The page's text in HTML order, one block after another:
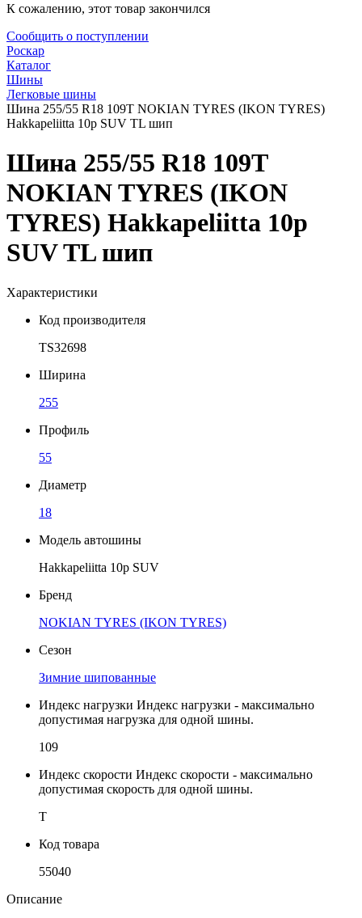
К сожалению, этот товар закончился
Сообщить о поступлении
Роскар
Каталог
Шины
Легковые шины
Шина 255/55 R18 109T NOKIAN TYRES (IKON TYRES)
Hakkapeliitta 10р SUV TL шип
Шина 255/55 R18 109T
NOKIAN TYRES (IKON
TYRES) Hakkapeliitta 10р
SUV TL шип
Характеристики
Код производителя
TS32698
Ширина
255
Профиль
55
Диаметр
18
Модель автошины
Hakkapeliitta 10р SUV
Бренд
NOKIAN TYRES (IKON TYRES)
Сезон
Зимние шипованные
Индекс нагрузки Индекс нагрузки - максимально
допустимая нагрузка для одной шины.
109
Индекс скорости Индекс скорости - максимально
допустимая скорость для одной шины.
T
Код товара
55040
Описание